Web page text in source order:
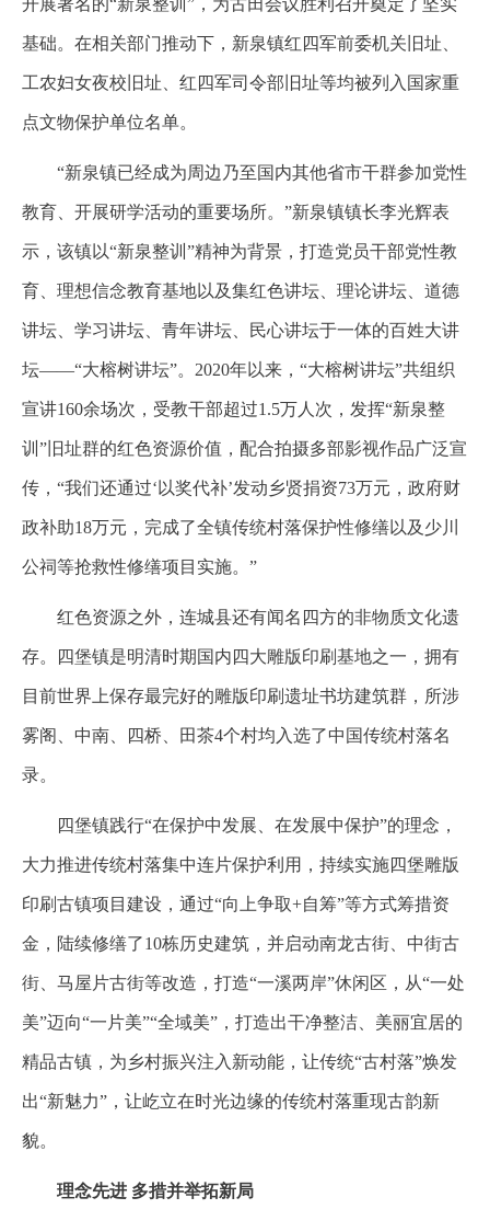
开展著名的“新泉整训”，为古田会议胜利召开奠定了坚实
基础。在相关部门推动下，新泉镇红四军前委机关旧址、
工农妇女夜校旧址、红四军司令部旧址等均被列入国家重
点文物保护单位名单。
“新泉镇已经成为周边乃至国内其他省市干群参加党性
教育、开展研学活动的重要场所。”新泉镇镇长李光辉表
示，该镇以“新泉整训”精神为背景，打造党员干部党性教
育、理想信念教育基地以及集红色讲坛、理论讲坛、道德
讲坛、学习讲坛、青年讲坛、民心讲坛于一体的百姓大讲
坛——“大榕树讲坛”。2020年以来，“大榕树讲坛”共组织
宣讲160余场次，受教干部超过1.5万人次，发挥“新泉整
训”旧址群的红色资源价值，配合拍摄多部影视作品广泛宣
传，“我们还通过‘以奖代补’发动乡贤捐资73万元，政府财
政补助18万元，完成了全镇传统村落保护性修缮以及少川
公祠等抢救性修缮项目实施。”
红色资源之外，连城县还有闻名四方的非物质文化遗
存。四堡镇是明清时期国内四大雕版印刷基地之一，拥有
目前世界上保存最完好的雕版印刷遗址书坊建筑群，所涉
雾阁、中南、四桥、田茶4个村均入选了中国传统村落名
录。
四堡镇践行“在保护中发展、在发展中保护”的理念，
大力推进传统村落集中连片保护利用，持续实施四堡雕版
印刷古镇项目建设，通过“向上争取+自筹”等方式筹措资
金，陆续修缮了10栋历史建筑，并启动南龙古街、中街古
街、马屋片古街等改造，打造“一溪两岸”休闲区，从“一处
美”迈向“一片美”“全域美”，打造出干净整洁、美丽宜居的
精品古镇，为乡村振兴注入新动能，让传统“古村落”焕发
出“新魅力”，让屹立在时光边缘的传统村落重现古韵新
貌。
理念先进 多措并举拓新局